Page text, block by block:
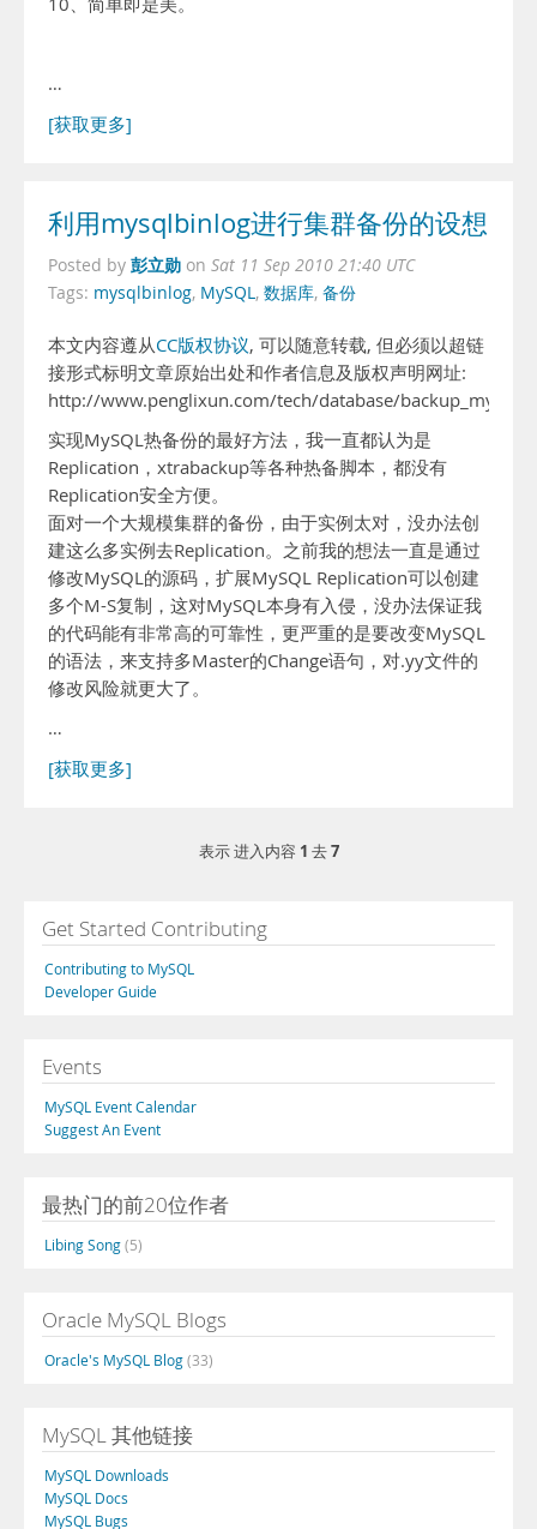
…
[获取更多]
利用mysqlbinlog进行集群备份的设想
Posted by 彭立勋 on Sat 11 Sep 2010 21:40 UTC
Tags: mysqlbinlog, MySQL, 数据库, 备份
本文内容遵从CC版权协议, 可以随意转载, 但必须以超链
接形式标明文章原始出处和作者信息及版权声明网址:
http://www.penglixun.com/tech/database/
实现MySQL热备份的最好方法，我一直都认为是
Replication，xtrabackup等各种热备脚本，都没有
Replication安全方便。
面对一个大规模集群的备份，由于实例太对，没办法创
建这么多实例去Replication。之前我的想法一直是通过
修改MySQL的源码，扩展MySQL Replication可以创建
多个M-S复制，这对MySQL本身有入侵，没办法保证我
的代码能有非常高的可靠性，更严重的是要改变MySQL
的语法，来支持多Master的Change语句，对.yy文件的
修改风险就更大了。
…
[获取更多]
表示 进入内容 1 去7
Get Started Contributing
Contributing to MySQL
Developer Guide
Events
MySQL Event Calendar
Suggest An Event
最热门的前20位作者
Libing Song(5)
Oracle MySQL Blogs
Oracle's MySQL Blog(33)
MySQL 其他链接
MySQL Downloads
MySQL Docs
MySQL Bugs